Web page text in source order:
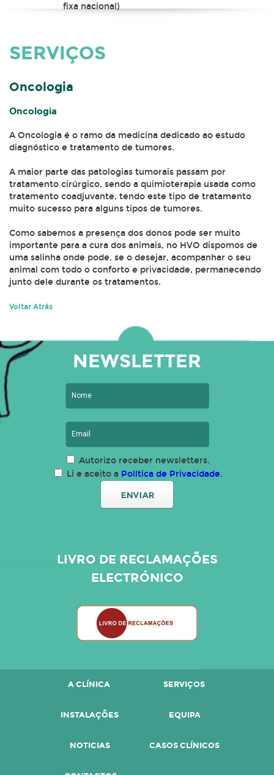
fixa nacional)
SERVIÇOS
Oncologia
Oncologia
A Oncologia é o ramo da medicina dedicado ao estudo
diagnóstico e tratamento de tumores.
A maior parte das patologias tumorais passam por
tratamento cirúrgico, sendo a quimioterapia usada como
tratamento coadjuvante, tendo este tipo de tratamento
muito sucesso para alguns tipos de tumores.
Como sabemos a presença dos donos pode ser muito
importante para a cura dos animais, no HVO dispomos de
uma salinha onde pode, se o desejar, acompanhar o seu
animal com todo o conforto e privacidade, permanecendo
junto dele durante os tratamentos.
Voltar Atrás
NEWSLETTER
Autorizo receber newsletters.
Li e aceito a Política de Privacidade.
LIVRO DE RECLAMAÇÕES
ELECTRÓNICO
A CLÍNICA SERVIÇOS
INSTALAÇÕES EQUIPA
NOTICIAS CASOS CLÍNICOS